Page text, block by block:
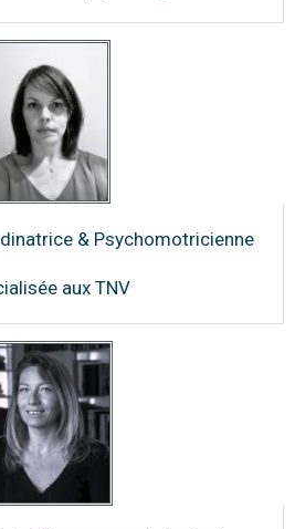
& Psychomotricienne
aux TNV